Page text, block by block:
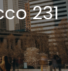
231